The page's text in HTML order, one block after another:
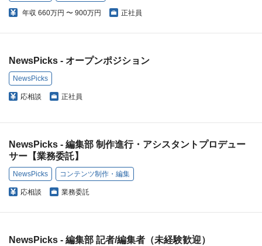
年収 660万円 〜 900万円 正社員
NewsPicks - オープンポジション
NewsPicks
応相談 正社員
NewsPicks - 編集部 制作進行・アシスタントプロデュー
サー【業務委託】
NewsPicks コンテンツ制作・編集
応相談 業務委託
NewsPicks - 編集部 記者/編集者（未経験歓迎）